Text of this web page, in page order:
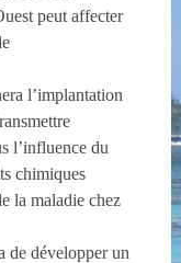
peut affecter
l’implantation
l’influence du
chimiques
la maladie chez
de développer un